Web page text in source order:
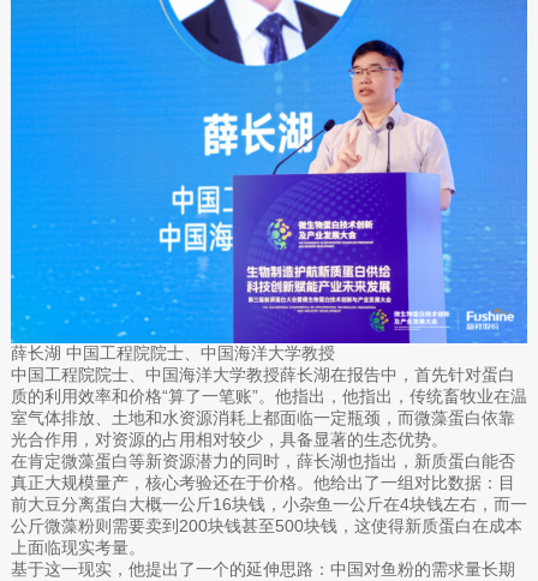
薛长湖 中国工程院院士、中国海洋大学教授
中国工程院院士、中国海洋大学教授薛长湖在报告中，首先针对蛋白
质的利用效率和价格“算了一笔账”。他指出，他指出，传统畜牧业在温
室气体排放、土地和水资源消耗上都面临一定瓶颈，而微藻蛋白依靠
光合作用，对资源的占用相对较少，具备显著的生态优势。
在肯定微藻蛋白等新资源潜力的同时，薛长湖也指出，新质蛋白能否
真正大规模量产，核心考验还在于价格。他给出了一组对比数据：目
前大豆分离蛋白大概一公斤16块钱，小杂鱼一公斤在4块钱左右，而一
公斤微藻粉则需要卖到200块钱甚至500块钱，这使得新质蛋白在成本
上面临现实考量。
基于这一现实，他提出了一个的延伸思路：中国对鱼粉的需求量长期